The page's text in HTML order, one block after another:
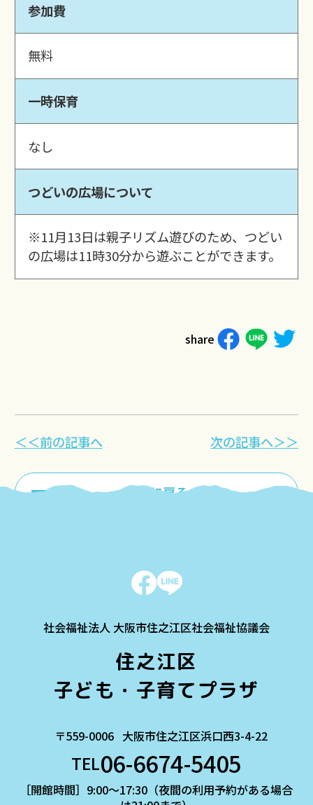
参加費
無料
一時保育
なし
つどいの広場について
※11月13日は親子リズム遊びのため、つどい
の広場は11時30分から遊ぶことができます。
share
＜＜前の記事へ
一覧に戻る
次の記事へ＞＞
社会福祉法人 大阪市住之江区社会福祉協議会
住之江区
子ども・子育てプラザ
〒559-0006 大阪市住之江区浜口西3-4-22
TEL06-6674-5405
［開館時間］9:00～17:30（夜間の利用予約がある場合